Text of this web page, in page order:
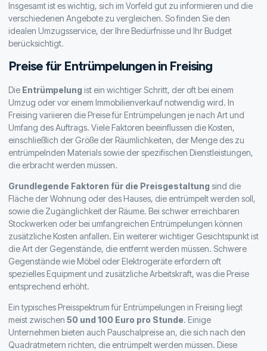
Insgesamt ist es wichtig, sich im Vorfeld gut zu informieren und die
verschiedenen Angebote zu vergleichen. So finden Sie den
idealen Umzugsservice, der Ihre Bedürfnisse und Ihr Budget
berücksichtigt.
Preise für Entrümpelungen in Freising
Die Entrümpelung ist ein wichtiger Schritt, der oft bei einem
Umzug oder vor einem Immobilienverkauf notwendig wird. In
Freising variieren die Preise für Entrümpelungen je nach Art und
Umfang des Auftrags. Viele Faktoren beeinflussen die Kosten,
einschließlich der Größe der Räumlichkeiten, der Menge des zu
entrümpelnden Materials sowie der spezifischen Dienstleistungen,
die erbracht werden müssen.
Grundlegende Faktoren für die Preisgestaltung sind die
Fläche der Wohnung oder des Hauses, die entrümpelt werden soll,
sowie die Zugänglichkeit der Räume. Bei schwer erreichbaren
Stockwerken oder bei umfangreichen Entrümpelungen können
zusätzliche Kosten anfallen. Ein weiterer wichtiger Gesichtspunkt ist
die Art der Gegenstände, die entfernt werden müssen. Schwere
Gegenstände wie Möbel oder Elektrogeräte erfordern oft
spezielles Equipment und zusätzliche Arbeitskraft, was die Preise
entsprechend erhöht.
Ein typisches Preisspektrum für Entrümpelungen in Freising liegt
meist zwischen 50 und 100 Euro pro Stunde. Einige
Unternehmen bieten auch Pauschalpreise an, die sich nach den
Quadratmetern richten, die entrümpelt werden müssen. Diese